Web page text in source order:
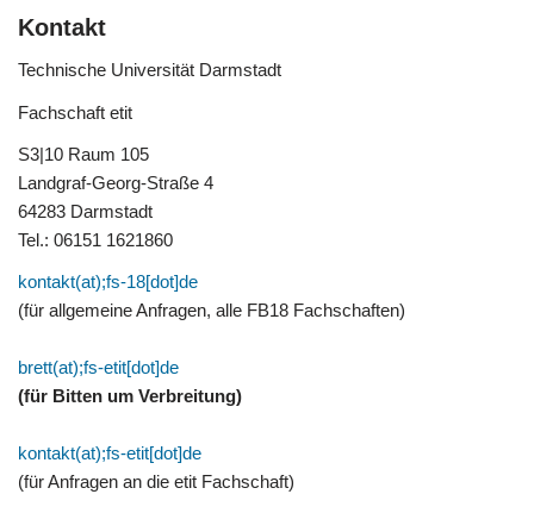
Kontakt
Technische Universität Darmstadt
Fachschaft etit
S3|10 Raum 105
Landgraf-Georg-Straße 4
64283 Darmstadt
Tel.: 06151 1621860
kontakt(at);fs-18[dot]de
(für allgemeine Anfragen, alle FB18 Fachschaften)
brett(at);fs-etit[dot]de
(für Bitten um Verbreitung)
kontakt(at);fs-etit[dot]de
(für Anfragen an die etit Fachschaft)